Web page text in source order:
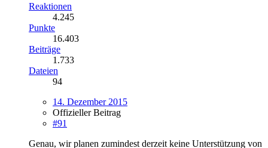
Reaktionen
4.245
Punkte
16.403
Beiträge
1.733
Dateien
94
14. Dezember 2015
Offizieller Beitrag
#91
Genau, wir planen zumindest derzeit keine Unterstützung von